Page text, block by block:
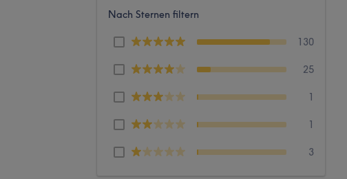
Nach Sternen filtern
130
25
1
1
3